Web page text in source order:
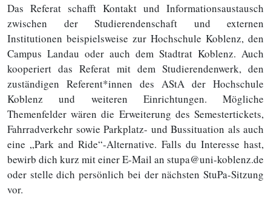
Das Referat schafft Kontakt und Informationsaustausch
zwischen der Studierendenschaft und externen
Institutionen beispielsweise zur Hochschule Koblenz, den
Campus Landau oder auch dem Stadtrat Koblenz. Auch
kooperiert das Referat mit dem Studierendenwerk, den
zuständigen Referent*innen des AStA der Hochschule
Koblenz und weiteren Einrichtungen. Mögliche
Themenfelder wären die Erweiterung des Semestertickets,
Fahrradverkehr sowie Parkplatz- und Bussituation als auch
eine „Park and Ride“-Alternative. Falls du Interesse hast,
bewirb dich kurz mit einer E-Mail an stupa@uni-koblenz.de
oder stelle dich persönlich bei der nächsten StuPa-Sitzung
vor.